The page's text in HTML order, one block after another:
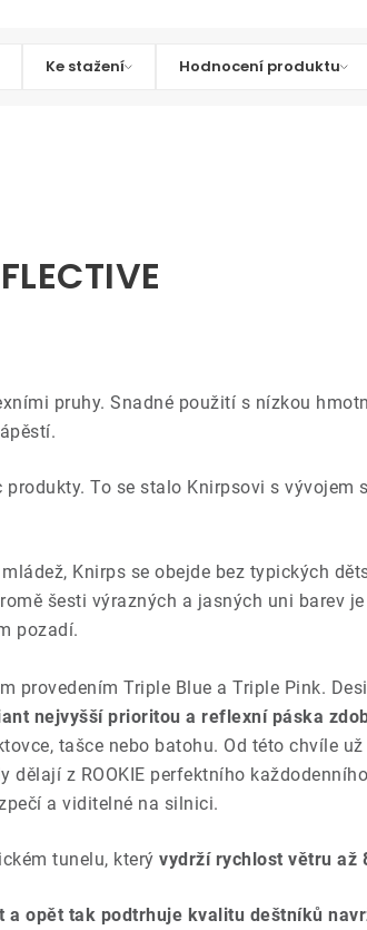
Ke stažení Hodnocení produktu
pruhy. Snadné použití s ​​nízkou
To se stalo Knirpsovi s vývojem
Knirps se obejde bez typických
šesti výrazných a jasných uni barev
pozadí.
provedením Triple Blue a Triple Pink.
nejvyšší prioritou a reflexní páska
tašce nebo batohu. Od této chvíle
dělají z ROOKIE perfektního
a viditelné na silnici.
tunelu, který vydrží rychlost větru až
opět tak podtrhuje kvalitu deštníků